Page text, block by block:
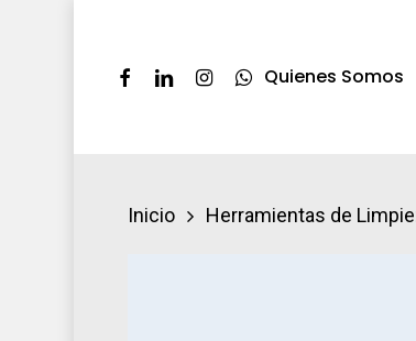
Quienes Somos
FacebookLinkedinInstagramWhatsapp
Inicio Herramientas de